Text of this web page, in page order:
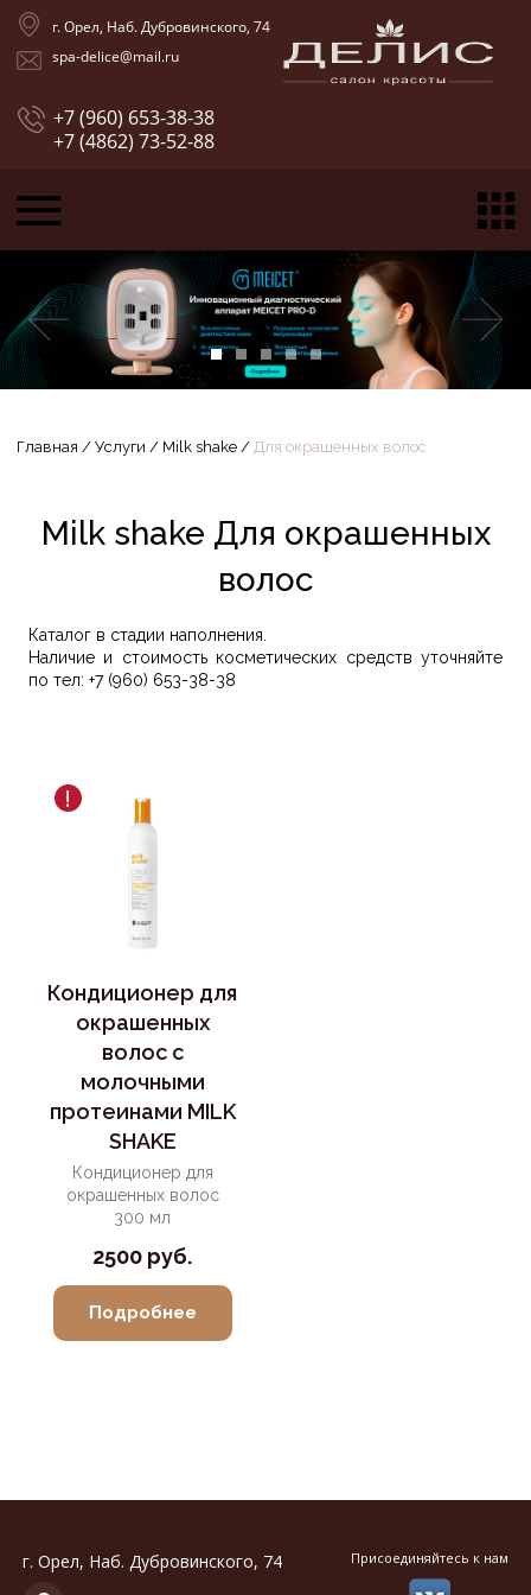
г. Орел, Наб. Дубровинского, 74
spa-delice@mail.ru
+7 (960) 653-38-38
+7 (4862) 73-52-88
Главная / Услуги / Milk shake / Для окрашенных волос
Milk shake Для окрашенных
волос
Каталог в стадии наполнения.
Наличие и стоимость косметических средств уточняйте
по тел: +7 (960) 653-38-38
Кондиционер для
окрашенных
волос с
молочными
протеинами MILK
SHAKE
Кондиционер для
окрашенных волос
300 мл
2500 руб.
Подробнее
!
г. Орел, Наб. Дубровинского, 74
Присоединяйтесь к нам